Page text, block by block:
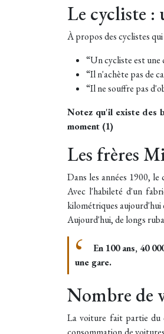
Le cycliste :
À propos des cyclistes
“Un cycliste est une
“Il n'achète pas de
“Il ne souffre pas
Notez qu'il existe des
moment (1)
Les frères
Dans les années 1900,
Avec l'habileté d'un
kilométriques aujourd'hui
Aujourd'hui, de longs
En 100 ans, 40
une gare.
Nombre de
La voiture fait partie du